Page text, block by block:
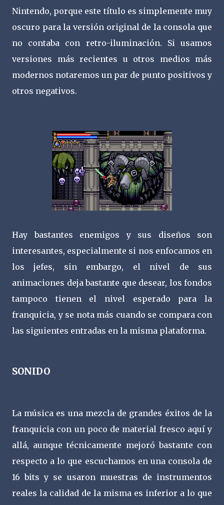
Nintendo, porque este título es simplemente muy
oscuro para la versión original de la consola que
no contaba con retro-iluminación. Si usamos
versiones más recientes u otros medios más
modernos notaremos un par de punto positivos y
otros negativos.
Hay bastantes enemigos y sus diseños son
interesantes, especialmente si nos enfocamos en
los jefes, sin embargo, el nivel de sus
animaciones deja bastante que desear, los fondos
tampoco tienen el nivel esperado para la
franquicia, y se nota más cuando se compara con
las siguientes entradas en la misma plataforma.
SONIDO
La música es una mezcla de grandes éxitos de la
franquicia con un poco de material fresco aquí y
allá, aunque técnicamente mejoró bastante con
respecto a lo que escuchamos en una consola de
16 bits y se usaron muestras de instrumentos
reales la calidad de la misma es inferior a lo que